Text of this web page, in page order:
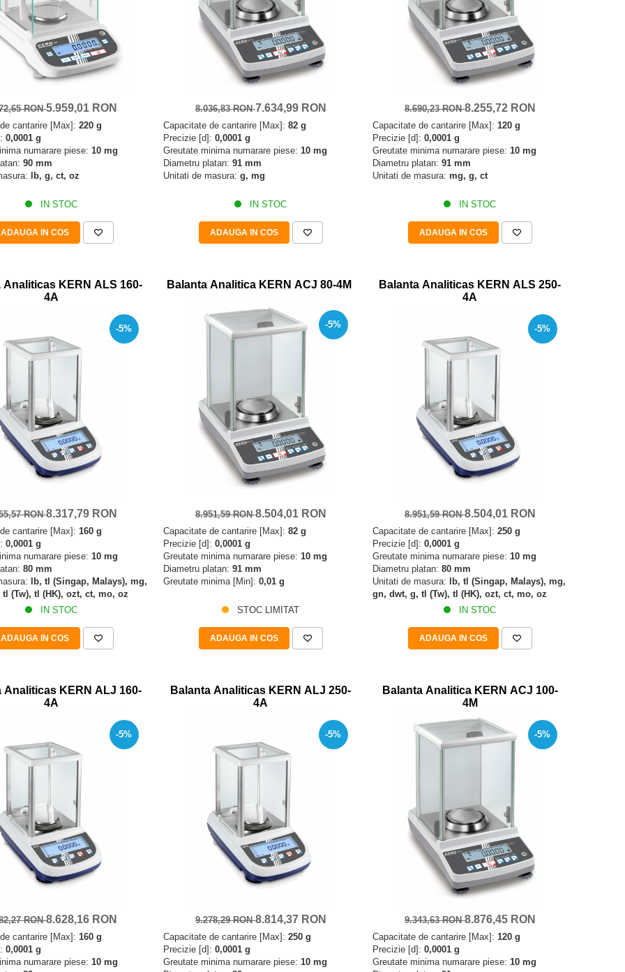
RON5.959,01 RON
cantarire [Max]: 220 g
0,0001 g
numarare piese: 10 mg
90 mm
lb, g, ct, oz
IN STOC
ADAUGA IN COS
8.036,83 RON7.634,99 RON
Capacitate de cantarire [Max]: 82 g
Precizie [d]: 0,0001 g
Greutate minima numarare piese: 10 mg
Diametru platan: 91 mm
Unitati de masura: g, mg
IN STOC
ADAUGA IN COS
8.690,23 RON8.255,72 RON
Capacitate de cantarire [Max]: 120 g
Precizie [d]: 0,0001 g
Greutate minima numarare piese: 10 mg
Diametru platan: 91 mm
Unitati de masura: mg, g, ct
IN STOC
ADAUGA IN COS
Analiticas KERN ALS 160-
4A
-5%
RON8.317,79 RON
cantarire [Max]: 160 g
0,0001 g
numarare piese: 10 mg
80 mm
lb, tl (Singap, Malays), mg,
(Tw), tl (HK), ozt, ct, mo, oz
IN STOC
ADAUGA IN COS
Balanta Analitica KERN ACJ 80-4M
-5%
8.951,59 RON8.504,01 RON
Capacitate de cantarire [Max]: 82 g
Precizie [d]: 0,0001 g
Greutate minima numarare piese: 10 mg
Diametru platan: 91 mm
Greutate minima [Min]: 0,01 g
STOC LIMITAT
ADAUGA IN COS
Balanta Analiticas KERN ALS 250-
4A
-5%
8.951,59 RON8.504,01 RON
Capacitate de cantarire [Max]: 250 g
Precizie [d]: 0,0001 g
Greutate minima numarare piese: 10 mg
Diametru platan: 80 mm
Unitati de masura: lb, tl (Singap, Malays), mg,
gn, dwt, g, tl (Tw), tl (HK), ozt, ct, mo, oz
IN STOC
ADAUGA IN COS
Analiticas KERN ALJ 160-
4A
-5%
RON8.628,16 RON
cantarire [Max]: 160 g
0,0001 g
numarare piese: 10 mg
Balanta Analiticas KERN ALJ 250-
4A
-5%
9.278,29 RON8.814,37 RON
Capacitate de cantarire [Max]: 250 g
Precizie [d]: 0,0001 g
Greutate minima numarare piese: 10 mg
Balanta Analitica KERN ACJ 100-
4M
-5%
9.343,63 RON8.876,45 RON
Capacitate de cantarire [Max]: 120 g
Precizie [d]: 0,0001 g
Greutate minima numarare piese: 10 mg